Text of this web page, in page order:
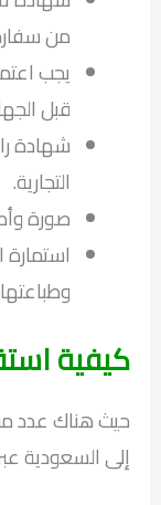
من
يجب
قبل
شهادة
التجارية.
صورة
كيفية
حيث هناك عدد
إلى السعودية